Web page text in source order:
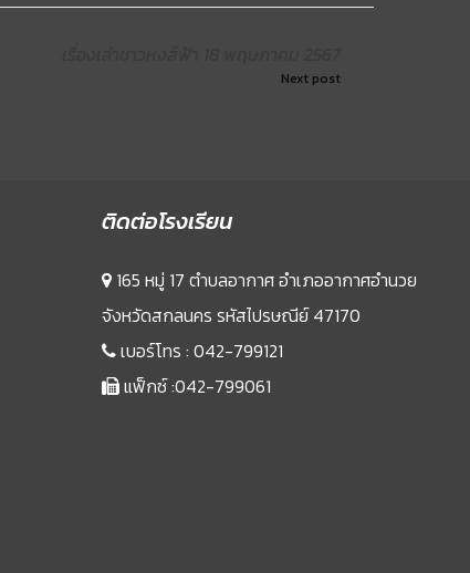
Next post
ติดต่อโรงเรียน
165 หมู่ 17 ตำบลอากาศ อำเภออากาศอำนวย
จังหวัดสกลนคร รหัสไปรษณีย์ 47170
เบอร์โทร : 042-799121
แฟ็กซ์ :042-799061